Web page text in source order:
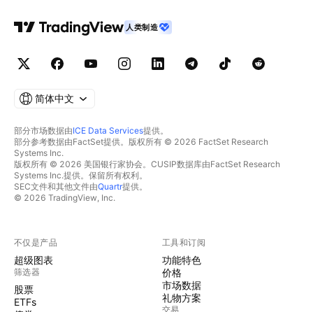
人类制造
简体中文
部分市场数据由ICE Data Services提供。
部分参考数据由FactSet提供。版权所有 © 2026 FactSet Research
Systems Inc.
版权所有 © 2026 美国银行家协会。CUSIP数据库由FactSet Research
Systems Inc.提供。保留所有权利。
SEC文件和其他文件由Quartr提供。
© 2026 TradingView, Inc.
不仅是产品
超级图表
筛选器
股票
ETFs
工具和订阅
功能特色
价格
市场数据
礼物方案
交易